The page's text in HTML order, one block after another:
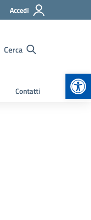
Accedi
Cerca
Contatti